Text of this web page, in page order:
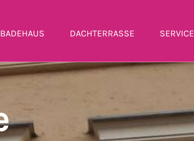
BADEHAUS DACHTERRASSE SERVICE